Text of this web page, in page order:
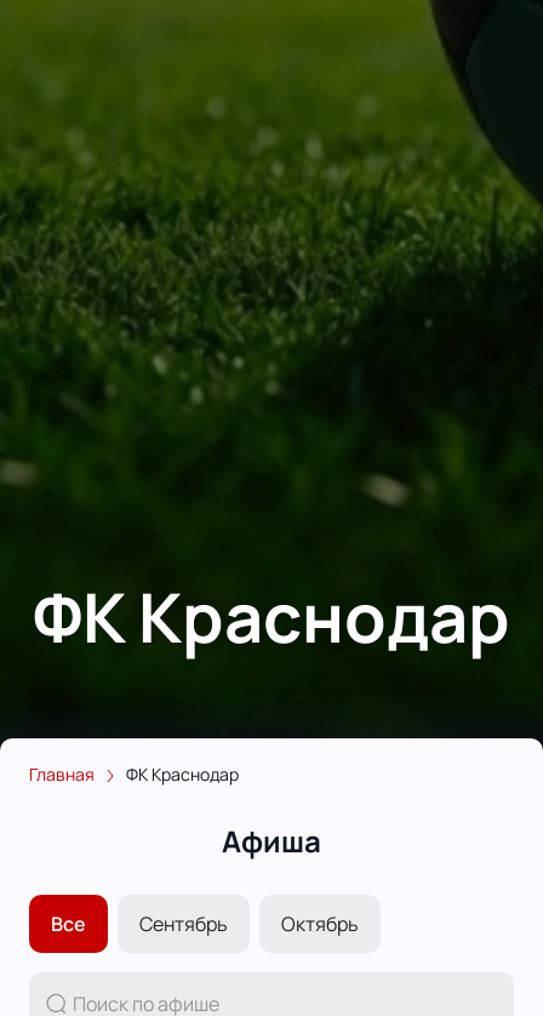
ФК Краснодар
Главная ФК Краснодар
Афиша
Все Сентябрь Октябрь